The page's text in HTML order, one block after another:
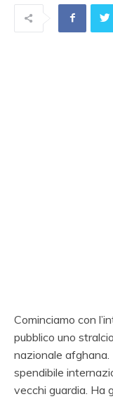
Cominciamo con
pubblico uno
nazionale afghana.
spendibile
vecchi guardia. Ha